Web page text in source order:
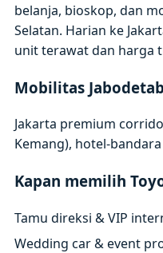
belanja, bioskop, dan
Selatan. Harian ke
unit terawat dan harga
Mobilitas
Jakarta premium
Kemang), hotel-
Kapan memilih
Tamu direksi & VIP
Wedding car & event